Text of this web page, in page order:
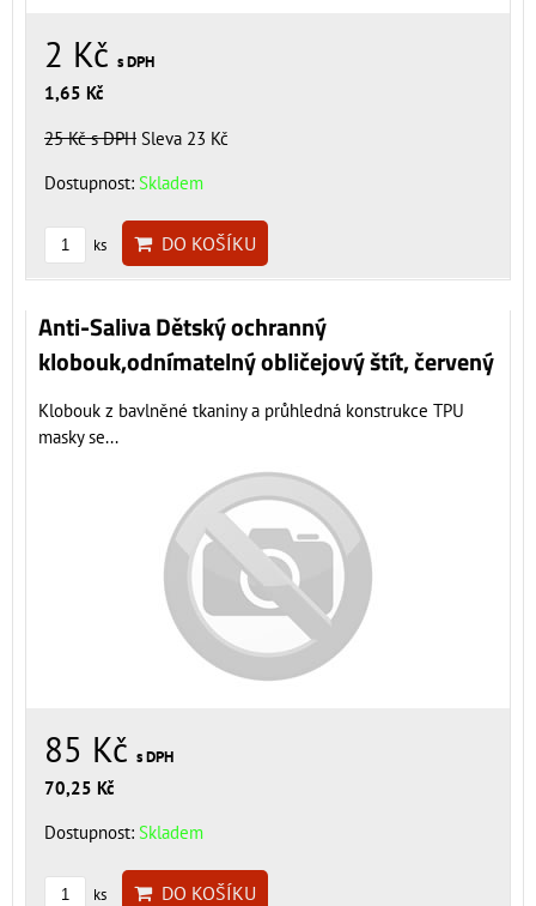
2 Kč s DPH
1,65 Kč
25 Kčs DPH Sleva 23 Kč
Dostupnost: Skladem
ks DO KOŠÍKU
Anti-Saliva Dětský ochranný
klobouk,odnímatelný obličejový štít, červený
Klobouk z bavlněné tkaniny a průhledná konstrukce TPU
masky se...
85 Kč s DPH
70,25 Kč
Dostupnost: Skladem
ks DO KOŠÍKU